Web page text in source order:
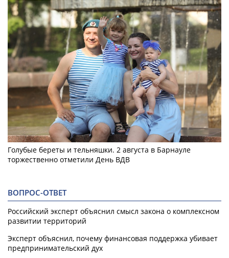
Голубые береты и тельняшки. 2 августа в Барнауле
торжественно отметили День ВДВ
ВОПРОС-ОТВЕТ
Российский эксперт объяснил смысл закона о комплексном
развитии территорий
Эксперт объяснил, почему финансовая поддержка убивает
предпринимательский дух